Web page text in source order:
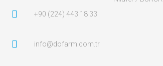
+90 (224) 443 18 33
info@dofarm.com.tr